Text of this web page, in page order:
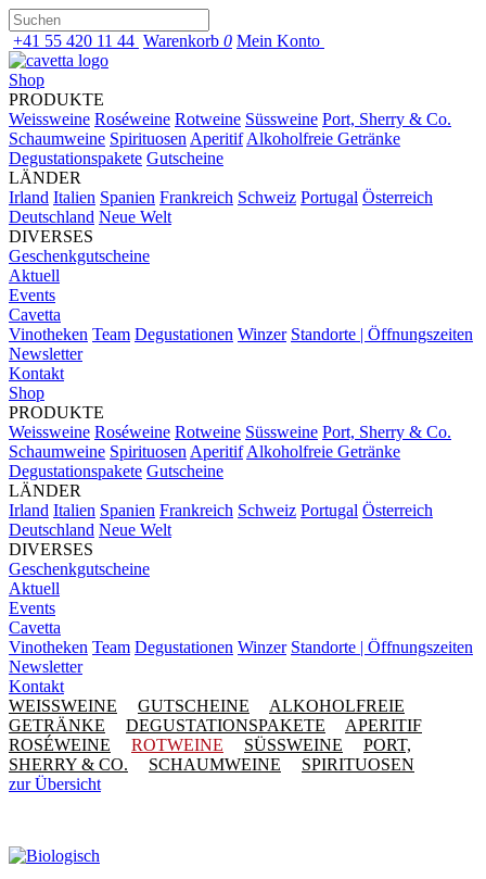
+41 55 420 11 44 Warenkorb 0 Mein Konto
Shop
PRODUKTE
Weissweine Roséweine Rotweine Süssweine Port, Sherry & Co.
Schaumweine Spirituosen Aperitif Alkoholfreie Getränke
Degustationspakete Gutscheine
LÄNDER
Irland Italien Spanien Frankreich Schweiz Portugal Österreich
Deutschland Neue Welt
DIVERSES
Geschenkgutscheine
Aktuell
Events
Cavetta
Vinotheken Team Degustationen Winzer Standorte | Öffnungszeiten
Newsletter
Kontakt
Shop
PRODUKTE
Weissweine Roséweine Rotweine Süssweine Port, Sherry & Co.
Schaumweine Spirituosen Aperitif Alkoholfreie Getränke
Degustationspakete Gutscheine
LÄNDER
Irland Italien Spanien Frankreich Schweiz Portugal Österreich
Deutschland Neue Welt
DIVERSES
Geschenkgutscheine
Aktuell
Events
Cavetta
Vinotheken Team Degustationen Winzer Standorte | Öffnungszeiten
Newsletter
Kontakt
WEISSWEINE
GUTSCHEINE
ALKOHOLFREIE
GETRÄNKE
DEGUSTATIONSPAKETE
APERITIF
ROSÉWEINE
ROTWEINE SÜSSWEINE
PORT,
SHERRY & CO.
SCHAUMWEINE
SPIRITUOSEN
zur Übersicht